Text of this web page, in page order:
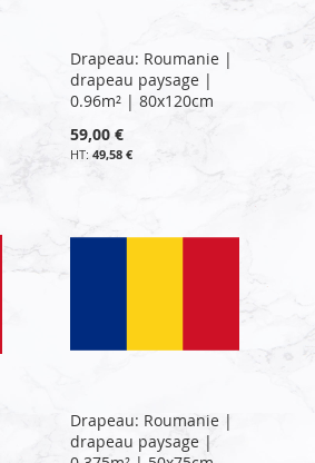
Drapeau: Roumanie |
drapeau paysage |
0.96m² | 80x120cm
59,00 €
49,58 €
Drapeau: Roumanie |
drapeau paysage |